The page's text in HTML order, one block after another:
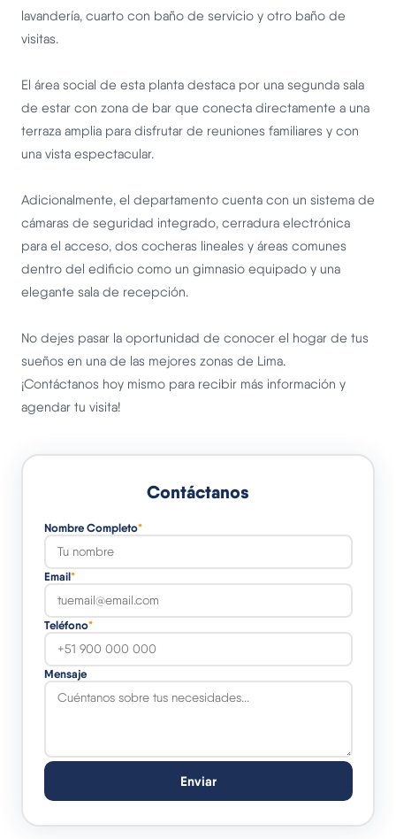
lavandería, cuarto con baño de servicio y otro baño de
visitas.
El área social de esta planta destaca por una segunda sala
de estar con zona de bar que conecta directamente a una
terraza amplia para disfrutar de reuniones familiares y con
una vista espectacular.
Adicionalmente, el departamento cuenta con un sistema de
cámaras de seguridad integrado, cerradura electrónica
para el acceso, dos cocheras lineales y áreas comunes
dentro del edificio como un gimnasio equipado y una
elegante sala de recepción.
No dejes pasar la oportunidad de conocer el hogar de tus
sueños en una de las mejores zonas de Lima.
¡Contáctanos hoy mismo para recibir más información y
agendar tu visita!
Contáctanos
Nombre Completo*
Email*
Teléfono*
Mensaje
Enviar